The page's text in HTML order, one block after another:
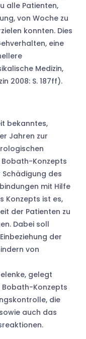
alle Patienten,
von Woche zu
konnten. Dies
eine
Medizin,
2008: S. 187ff).
bekanntes,
Jahren zur
Konzepts
des
mit Hilfe
Konzepts ist es,
der Patienten zu
Dabei soll
der
von
gelegt
Bobath-Konzepts
die
auch das